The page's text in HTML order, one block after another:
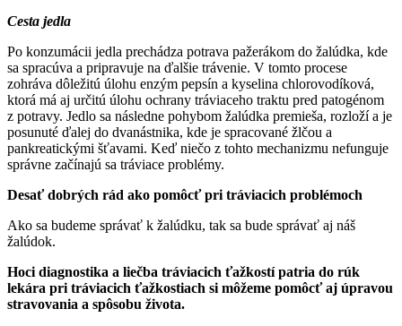
Cesta jedla
Po konzumácii jedla prechádza potrava pažerákom do žalúdka, kde
sa spracúva a pripravuje na ďalšie trávenie. V tomto procese
zohráva dôležitú úlohu enzým pepsín a kyselina chlorovodíková,
ktorá má aj určitú úlohu ochrany tráviaceho traktu pred patogénom
z potravy. Jedlo sa následne pohybom žalúdka premieša, rozloží a je
posunuté ďalej do dvanástnika, kde je spracované žlčou a
pankreatickými šťavami. Keď niečo z tohto mechanizmu nefunguje
správne začínajú sa tráviace problémy.
Desať dobrých rád ako pomôcť pri tráviacich problémoch
Ako sa budeme správať k žalúdku, tak sa bude správať aj náš
žalúdok.
Hoci diagnostika a liečba tráviacich ťažkostí patria do rúk
lekára pri tráviacich ťažkostiach si môžeme pomôcť aj úpravou
stravovania a spôsobu života.